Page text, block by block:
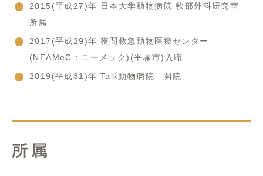
2015(平成27)年 日本大学動物病院 軟部外科研究室
所属
2017(平成29)年 夜間救急動物医療センター
(NEAMeC：ニーメック)(平塚市)入職
2019(平成31)年 Talk動物病院 開院
所属